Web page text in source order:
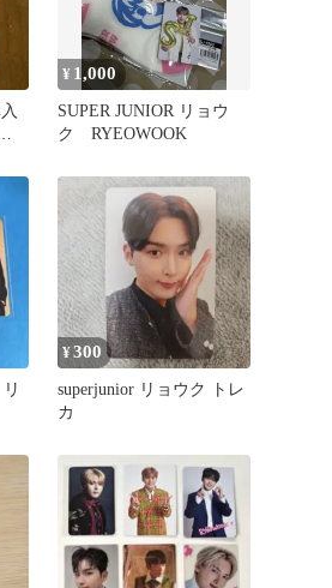
¥ 1,000
SUPER JUNIOR リョウ
ク RYEOWOOK
¥300
superjunior リョウク トレ
カ